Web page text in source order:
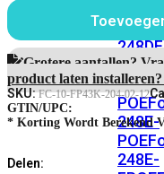
FPOE
248D
224E
224E-
POE
248E-
POE
248E-
jaar
Upgrade
FortiCare
Premium
naar
Elite
Support
aantal
Grotere aantallen?
product laten
SKU:FC-10-FP43K-204-02-12
GTIN/UPC:
* Korting Wordt Berekend
Delen: